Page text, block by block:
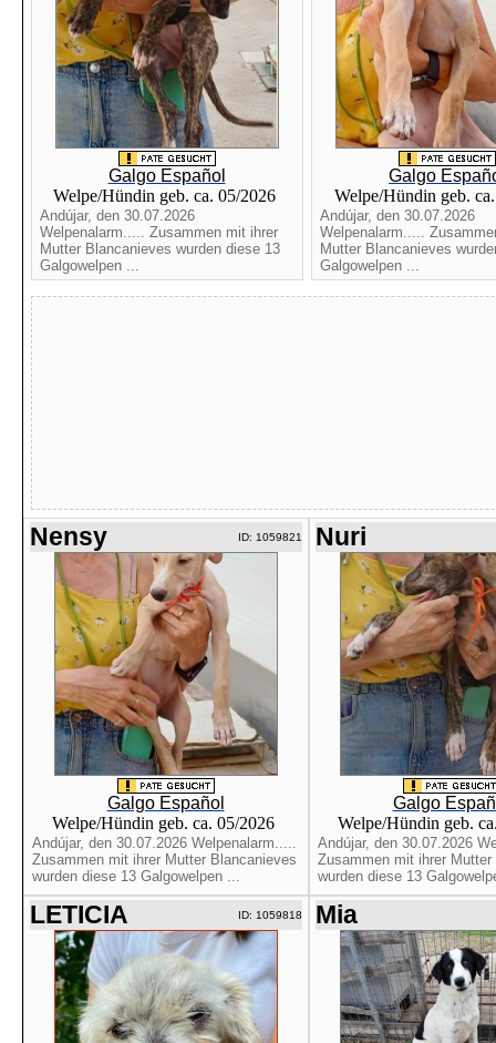
Galgo Español
Welpe/Hündin geb. ca. 05/2026
Andújar, den 30.07.2026
Welpenalarm..... Zusammen mit ihrer
Mutter Blancanieves wurden diese 13
Galgowelpen ...
Galgo
Welpe/Hündin geb.
Andújar, den 30.07.2026
Welpenalarm.....
Mutter Blancanieves
Galgowelpen ...
Nensy ID: 1059821
Galgo Español
Welpe/Hündin geb. ca. 05/2026
Andújar, den 30.07.2026 Welpenalarm.....
Zusammen mit ihrer Mutter Blancanieves
wurden diese 13 Galgowelpen ...
Nuri
Galgo
Welpe/Hündin geb.
Andújar, den 30.07.2026
Zusammen mit ihrer
wurden diese 13
LETICIA ID: 1059818 Mia